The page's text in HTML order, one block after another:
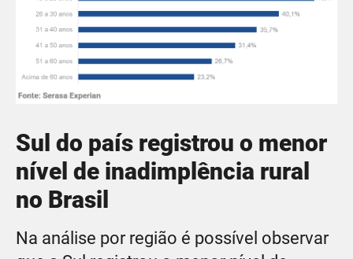
Sul do país registrou o menor
nível de inadimplência rural
no Brasil
Na análise por região é possível observar